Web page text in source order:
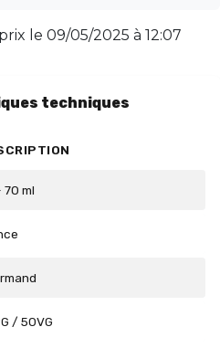
le 09/05/2025 à 12:07
techniques
70 ml
/ 50VG